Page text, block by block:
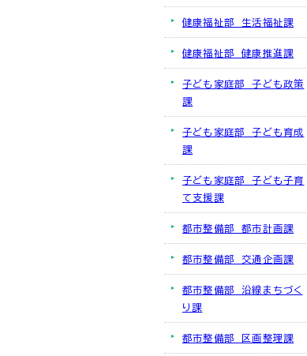
健康福祉部 生活福祉課
健康福祉部 健康推進課
子ども家庭部 子ども政策
課
子ども家庭部 子ども育成
課
子ども家庭部 子ども子育
て支援課
都市整備部 都市計画課
都市整備部 交通企画課
都市整備部 沿線まちづく
り課
都市整備部 区画整理課